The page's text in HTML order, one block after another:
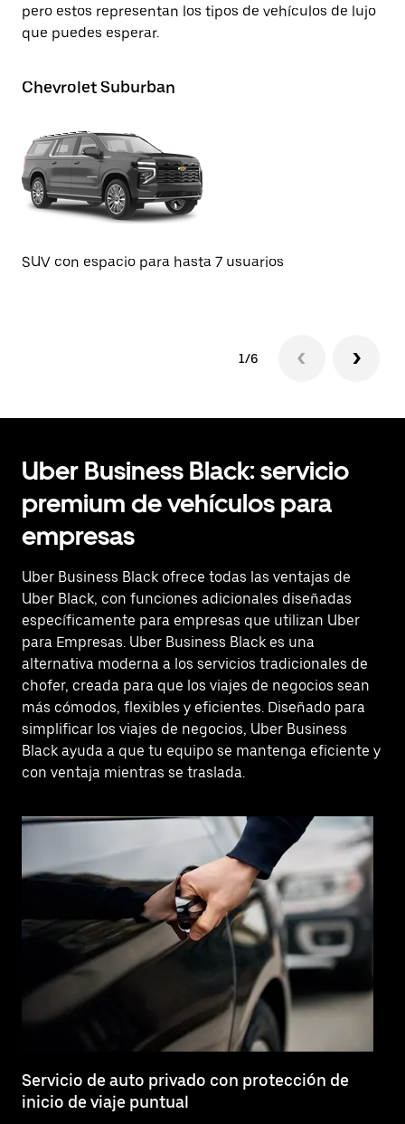
pero estos representan los tipos de vehículos de lujo
que puedes esperar.
Chevrolet Suburban
SUV con espacio para hasta 7 usuarios
1/6
Uber Business Black: servicio
premium de vehículos para
empresas
Uber Business Black ofrece todas las ventajas de
Uber Black, con funciones adicionales diseñadas
específicamente para empresas que utilizan Uber
para Empresas. Uber Business Black es una
alternativa moderna a los servicios tradicionales de
chofer, creada para que los viajes de negocios sean
más cómodos, flexibles y eficientes. Diseñado para
simplificar los viajes de negocios, Uber Business
Black ayuda a que tu equipo se mantenga eficiente y
con ventaja mientras se traslada.
Servicio de auto privado con protección de
inicio de viaje puntual